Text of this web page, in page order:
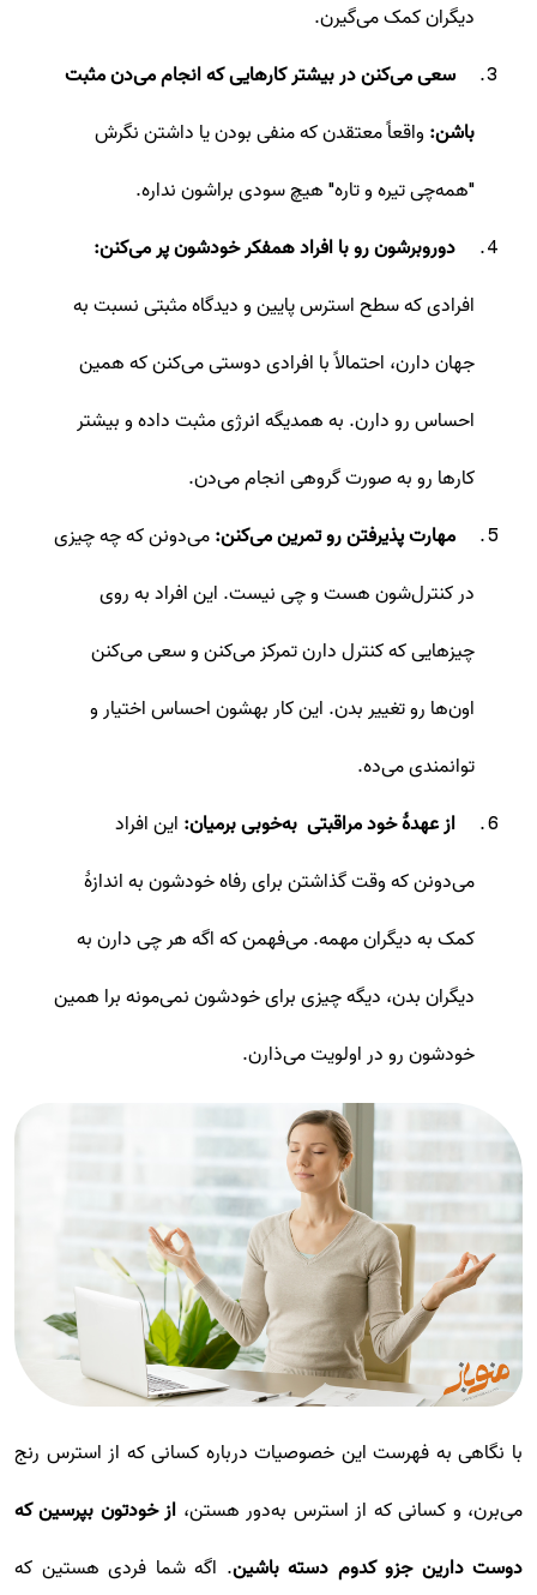
دیگران کمک می‌گیرن.
سعی می‌کنن در بیشتر کارهایی که انجام می‌دن مثبت
باشن: واقعاً معتقدن که منفی بودن یا داشتن نگرش
"همه‌چی تیره و تاره" هیچ سودی براشون نداره.
دوروبرشون رو با افراد همفکر خودشون پر می‌کنن:
افرادی که سطح استرس پایین و دیدگاه مثبتی نسبت به
جهان دارن، احتمالاً با افرادی دوستی می‌کنن که همین
احساس رو دارن. به همدیگه انرژی مثبت داده و بیشتر
کارها رو به صورت گروهی انجام می‌دن.
مهارت پذیرفتن رو تمرین می‌کنن:می‌دونن که چه چیزی
در کنترل‌شون هست و چی نیست. این افراد به روی
چیزهایی که کنترل دارن تمرکز می‌کنن و سعی می‌کنن
اون‌ها رو تغییر بدن. این کار بهشون احساس اختیار و
توانمندی می‌ده.
از عهدۀ خود مراقبتی به‌خوبی برمیان: این افراد
می‌دونن که وقت گذاشتن برای رفاه خودشون به اندازۀ
کمک به دیگران مهمه. می‌فهمن که اگه هر چی دارن به
دیگران بدن، دیگه چیزی برای خودشون نمی‌مونه برا همین
خودشون رو در اولویت می‌ذارن.
با نگاهی به فهرست این خصوصیات درباره کسانی که از استرس رنج
می‌برن، و کسانی که از استرس به‌دور هستن، از خودتون بپرسین که
دوست دارین جزو کدوم دسته باشین. اگه شما فردی هستین که